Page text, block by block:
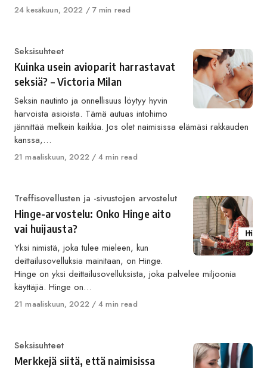
Published
24 kesäkuun, 2022 7 min read
Category
Seksisuhteet
Kuinka usein avioparit harrastavat
seksiä? – Victoria Milan
Seksin nautinto ja onnellisuus löytyy hyvin
harvoista asioista. Tämä autuas intohimo
jännittää melkein kaikkia. Jos olet naimisissa elämäsi rakkauden
kanssa,…
Published
21 maaliskuun, 2022 4 min read
Category
Treffisovellusten ja -sivustojen arvostelut
Hinge-arvostelu: Onko Hinge aito
vai huijausta?
Yksi nimistä, joka tulee mieleen, kun
deittailusovelluksia mainitaan, on Hinge.
Hinge on yksi deittailusovelluksista, joka palvelee miljoonia
käyttäjiä. Hinge on…
Published
21 maaliskuun, 2022 4 min read
Category
Seksisuhteet
Merkkejä siitä, että naimisissa